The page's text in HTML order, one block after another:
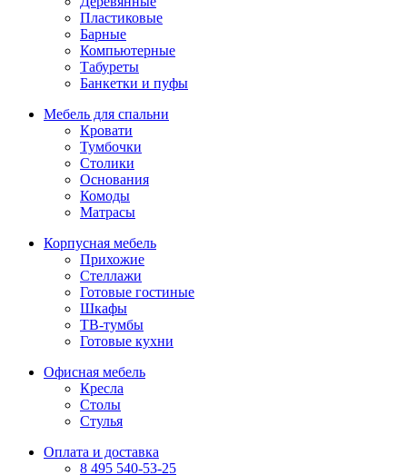
Пластиковые
Барные
Компьютерные
Табуреты
Банкетки и пуфы
Мебель для спальни
Кровати
Тумбочки
Столики
Основания
Комоды
Матрасы
Корпусная мебель
Прихожие
Стеллажи
Готовые гостиные
Шкафы
ТВ-тумбы
Готовые кухни
Офисная мебель
Кресла
Столы
Стулья
Оплата и доставка
8 495 540-53-25